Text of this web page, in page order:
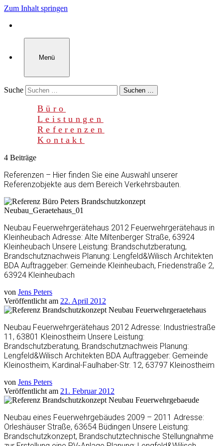
Zum Inhalt springen
Menü
Suche Suchen …
Büro
Leistungen
Referenzen
Kontakt
4 Beiträge
Referenzen – Hier finden Sie eine Auswahl unserer
Referenzobjekte aus dem Bereich Verkehrsbauten.
Neubau Feuerwehrgerätehaus 2012 Feuerwehrgerätehaus in
Kleinheubach Adresse: Alte Miltenberger Straße, 63924
Kleinheubach Unsere Leistung: Brandschutzberatung,
Brandschutznachweis Planung: Lengfeld&Wilisch Architekten
BDA Auftraggeber: Gemeinde Kleinheubach, Friedenstraße 2,
63924 Kleinheubach
von Jens Peters
Veröffentlicht am 22. April 2012
Neubau Feuerwehrgerätehaus 2012 Adresse: Industriestraße
11, 63801 Kleinostheim Unsere Leistung:
Brandschutzberatung, Brandschutznachweis Planung:
Lengfeld&Wilisch Architekten BDA Auftraggeber: Gemeinde
Kleinostheim, Kardinal-Faulhaber-Str. 12, 63797 Kleinostheim
von Jens Peters
Veröffentlicht am 21. Februar 2012
Neubau eines Feuerwehrgebäudes 2009 – 2011 Adresse:
Orleshäuser Straße, 63654 Büdingen Unsere Leistung:
Brandschutzkonzept, Brandschutztechnische Stellungnahme